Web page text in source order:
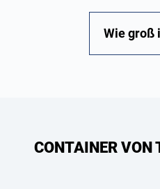
Wie groß
CONTAINER VON